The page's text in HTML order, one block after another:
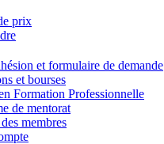
prix
et formulaire de demande
et bourses
Formation Professionnelle
de mentorat
membres